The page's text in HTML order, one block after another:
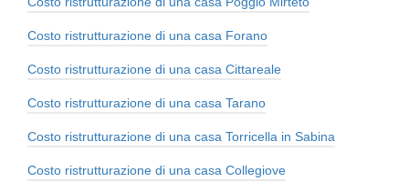
Costo ristrutturazione di una casa Forano
Costo ristrutturazione di una casa Cittareale
Costo ristrutturazione di una casa Tarano
Costo ristrutturazione di una casa Torricella in Sabina
Costo ristrutturazione di una casa Collegiove